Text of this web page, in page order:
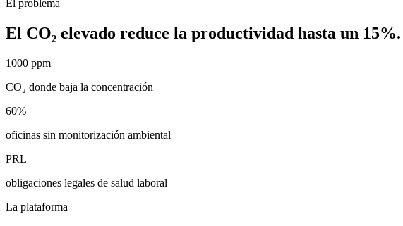
El problema
El CO₂ elevado reduce la productividad hasta un
1000 ppm
CO₂ donde baja la concentración
60%
oficinas sin monitorización ambiental
PRL
obligaciones legales de salud laboral
La plataforma